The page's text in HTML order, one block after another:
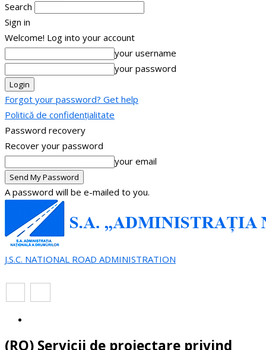
Search
Sign in
Welcome! Log into your account
your username
your password
Forgot your password? Get help
Politică de confidențialitate
Password recovery
Recover your password
your email
A password will be e-mailed to you.
J.S.C. NATIONAL ROAD ADMINISTRATION
(RO) Servicii de proiectare privind